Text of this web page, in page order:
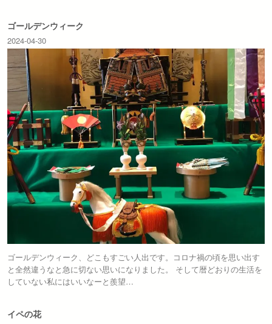
ゴールデンウィーク
2024-04-30
ゴールデンウィーク、どこもすごい人出です。コロナ禍の頃を思い出す
と全然違うなと急に切ない思いになりました。 そして暦どおりの生活を
していない私にはいいなーと羨望…
イペの花